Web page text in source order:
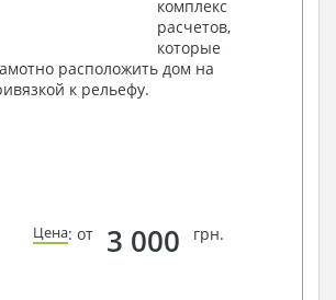
комплекс
расчетов,
которые
расположить дом на
к рельефу.
Цена: от 3 000 грн.